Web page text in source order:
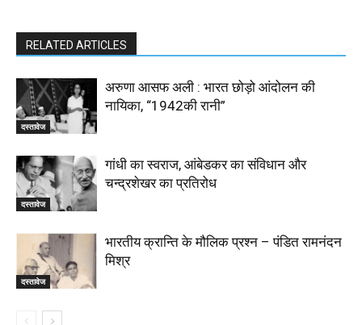
RELATED ARTICLES
दस्तावेज
अरुणा आसफ अली : भारत छोड़ो आंदोलन की
नायिका, “1942की रानी”
दस्तावेज
गांधी का स्वराज, आंबेडकर का संविधान और
चन्द्रशेखर का प्रतिरोध
दस्तावेज
भारतीय क्रान्ति के मौलिक प्रश्न – पंडित रामनंदन
मिश्र